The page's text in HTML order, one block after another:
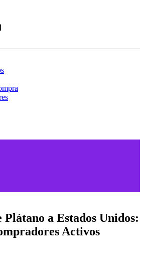
a Estados Unidos:
Activos